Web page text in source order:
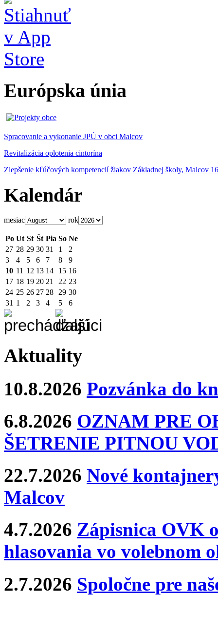
Európska únia
Spracovanie a vykonanie JPÚ v obci Malcov
Revitalizácia oplotenia cintorína
Zlepšenie kľúčových kompetencií žiakov Základnej školy, Malcov 16
Kalendár
mesiac rok
Po Ut St Št Pia So Ne
27 28 29 30 31 1
2
3
4 5 6 7 8
9
10 11 12 13 14 15 16
17 18 19 20 21 22 23
24 25 26 27 28 29 30
31 1 2 3 4 5 6
Aktuality
10.8.2026 Pozvánka do
6.8.2026 OZNAM PRE
ŠETRENIE PITNOU
22.7.2026 Nové
Malcov
4.7.2026 Zápisnica OVK
hlasovania vo volebnom
2.7.2026 Spoločne pre